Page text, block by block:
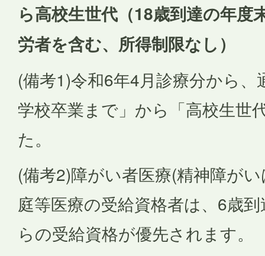
ら高校生世代（18歳到達の年度
労者を含む、所得制限なし）
(備考1)令和6年4月診療分から
学校卒業まで」から「高校生世
た。
(備考2)障がい者医療(精神障が
庭等医療の受給資格者は、6歳
らの受給資格が優先されます。